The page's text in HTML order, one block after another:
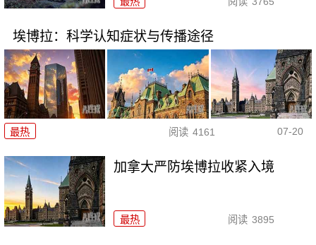
埃博拉：科学认知症状与传播途径
最热 阅读 4161 07-20
加拿大严防埃博拉收紧入境
最热 阅读 3895